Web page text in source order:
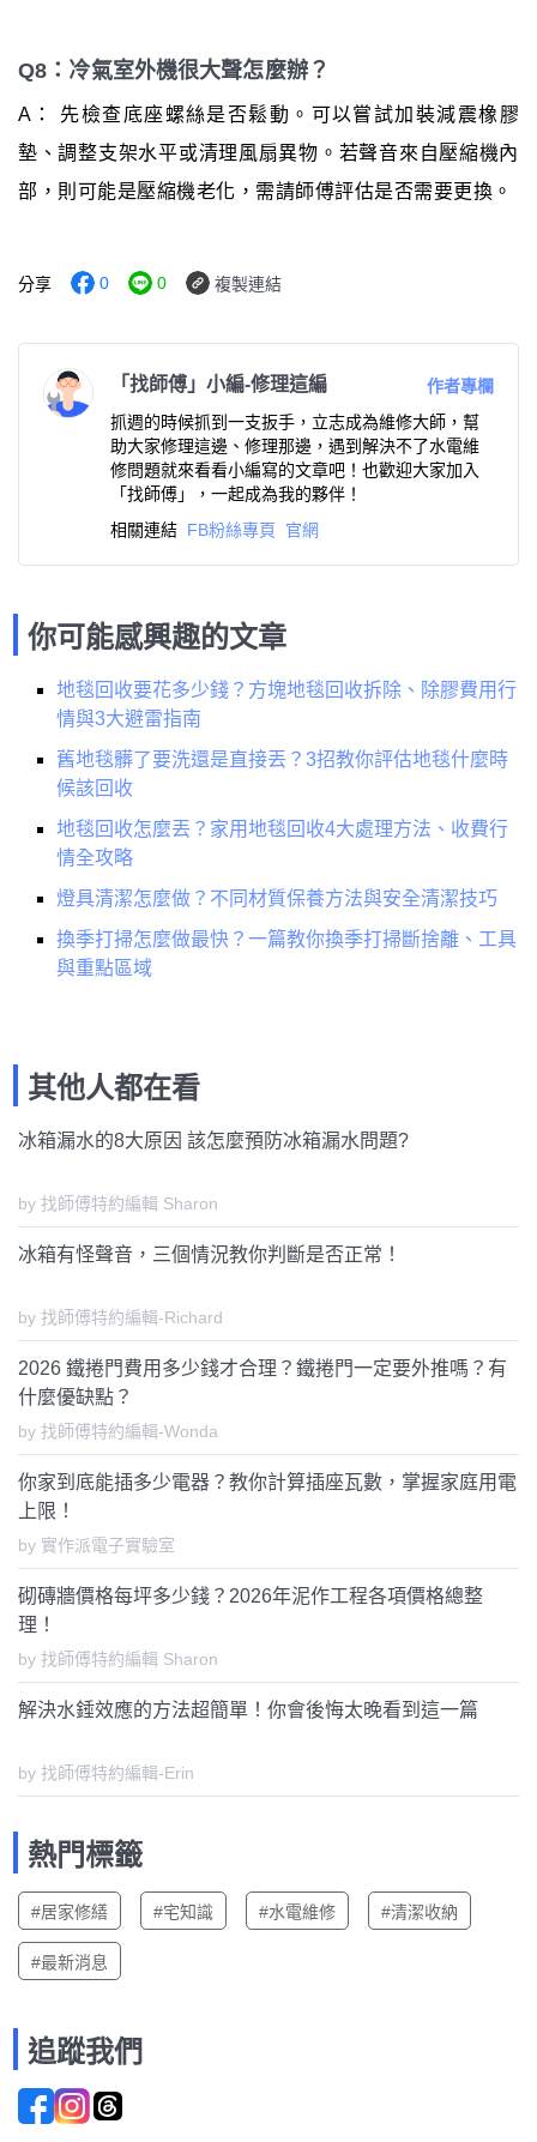
Q8：冷氣室外機很大聲怎麼辦？
A： 先檢查底座螺絲是否鬆動。可以嘗試加裝減震橡膠
墊、調整支架水平或清理風扇異物。若聲音來自壓縮機內
部，則可能是壓縮機老化，需請師傅評估是否需要更換。
分享 0 0 複製連結
「找師傅」小編-修理這編
作者專欄
抓週的時候抓到一支扳手，立志成為維修大師，幫
助大家修理這邊、修理那邊，遇到解決不了水電維
修問題就來看看小編寫的文章吧！也歡迎大家加入
「找師傅」，一起成為我的夥伴！
相關連結 FB粉絲專頁 官網
你可能感興趣的文章
地毯回收要花多少錢？方塊地毯回收拆除、除膠費用行
情與3大避雷指南
舊地毯髒了要洗還是直接丟？3招教你評估地毯什麼時
候該回收
地毯回收怎麼丟？家用地毯回收4大處理方法、收費行
情全攻略
燈具清潔怎麼做？不同材質保養方法與安全清潔技巧
換季打掃怎麼做最快？一篇教你換季打掃斷捨離、工具
與重點區域
其他人都在看
冰箱漏水的8大原因 該怎麼預防冰箱漏水問題?
by 找師傅特約編輯 Sharon
冰箱有怪聲音，三個情況教你判斷是否正常！
by 找師傅特約編輯-Richard
2026 鐵捲門費用多少錢才合理？鐵捲門一定要外推嗎？有
什麼優缺點？
by 找師傅特約編輯-Wonda
你家到底能插多少電器？教你計算插座瓦數，掌握家庭用電
上限！
by 實作派電子實驗室
砌磚牆價格每坪多少錢？2026年泥作工程各項價格總整
理！
by 找師傅特約編輯 Sharon
解決水錘效應的方法超簡單！你會後悔太晚看到這一篇
by 找師傅特約編輯-Erin
熱門標籤
#居家修繕 #宅知識 #水電維修 #清潔收納
#最新消息
追蹤我們